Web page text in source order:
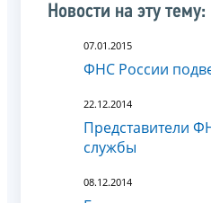
Новости на эту тему:
07.01.2015
ФНС России
22.12.2014
Представители
службы
08.12.2014